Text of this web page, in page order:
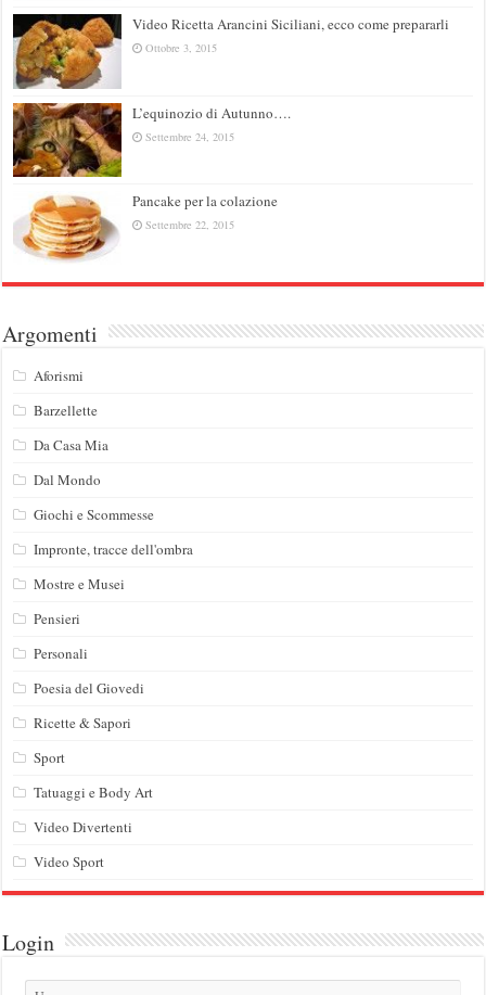
Video Ricetta Arancini Siciliani, ecco come prepararli
Ottobre 3, 2015
L’equinozio di Autunno….
Settembre 24, 2015
Pancake per la colazione
Settembre 22, 2015
Argomenti
Aforismi
Barzellette
Da Casa Mia
Dal Mondo
Giochi e Scommesse
Impronte, tracce dell'ombra
Mostre e Musei
Pensieri
Personali
Poesia del Giovedi
Ricette & Sapori
Sport
Tatuaggi e Body Art
Video Divertenti
Video Sport
Login